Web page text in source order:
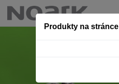
Produkty na stránce